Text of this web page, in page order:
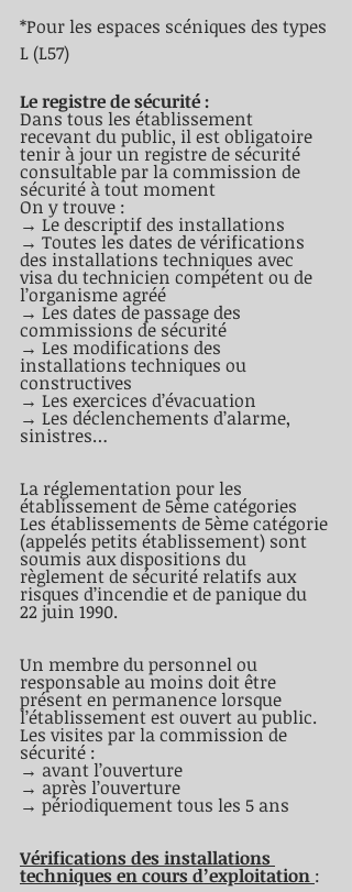
*Pour les espaces scéniques des types
L (L57)
Le registre de sécurité :
Dans tous les établissement
recevant du public, il est obligatoire
tenir à jour un registre de sécurité
consultable par la commission de
sécurité à tout moment
On y trouve :
→ Le descriptif des installations
→ Toutes les dates de vérifications
des installations techniques avec
visa du technicien compétent ou de
l’organisme agréé
→ Les dates de passage des
commissions de sécurité
→ Les modifications des
installations techniques ou
constructives
→ Les exercices d’évacuation
→ Les déclenchements d’alarme,
sinistres…
La réglementation pour les
établissement de 5ème catégories
Les établissements de 5ème catégorie
(appelés petits établissement) sont
soumis aux dispositions du
règlement de sécurité relatifs aux
risques d’incendie et de panique du
22 juin 1990.
Un membre du personnel ou
responsable au moins doit être
présent en permanence lorsque
l’établissement est ouvert au public.
Les visites par la commission de
sécurité :
→ avant l’ouverture
→ après l’ouverture
→ périodiquement tous les 5 ans
Vérifications des installations
techniques en cours d’exploitation :